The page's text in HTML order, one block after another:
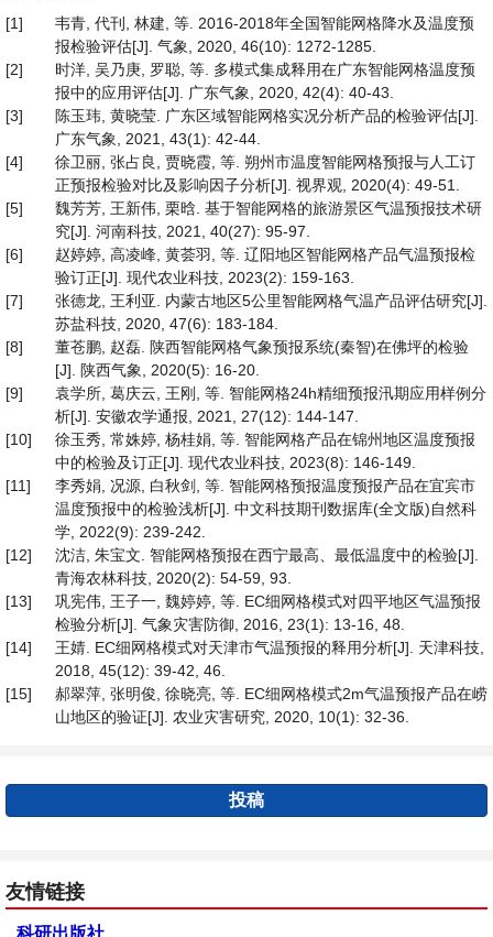
[1]
韦青, 代刊, 林建, 等. 2016-2018年全国智能网格降水及温度预
报检验评估[J]. 气象, 2020, 46(10): 1272-1285.
[2]
时洋, 吴乃庚, 罗聪, 等. 多模式集成释用在广东智能网格温度预
报中的应用评估[J]. 广东气象, 2020, 42(4): 40-43.
[3]
陈玉玮, 黄晓莹. 广东区域智能网格实况分析产品的检验评估[J].
广东气象, 2021, 43(1): 42-44.
[4]
徐卫丽, 张占良, 贾晓霞, 等. 朔州市温度智能网格预报与人工订
正预报检验对比及影响因子分析[J]. 视界观, 2020(4): 49-51.
[5]
魏芳芳, 王新伟, 栗晗. 基于智能网格的旅游景区气温预报技术研
究[J]. 河南科技, 2021, 40(27): 95-97.
[6]
赵婷婷, 高凌峰, 黄荟羽, 等. 辽阳地区智能网格产品气温预报检
验订正[J]. 现代农业科技, 2023(2): 159-163.
[7]
张德龙, 王利亚. 内蒙古地区5公里智能网格气温产品评估研究[J].
苏盐科技, 2020, 47(6): 183-184.
[8]
董苍鹏, 赵磊. 陕西智能网格气象预报系统(秦智)在佛坪的检验
[J]. 陕西气象, 2020(5): 16-20.
[9]
袁学所, 葛庆云, 王刚, 等. 智能网格24h精细预报汛期应用样例分
析[J]. 安徽农学通报, 2021, 27(12): 144-147.
[10]
徐玉秀, 常姝婷, 杨桂娟, 等. 智能网格产品在锦州地区温度预报
中的检验及订正[J]. 现代农业科技, 2023(8): 146-149.
[11]
李秀娟, 况源, 白秋剑, 等. 智能网格预报温度预报产品在宜宾市
温度预报中的检验浅析[J]. 中文科技期刊数据库(全文版)自然科
学, 2022(9): 239-242.
[12]
沈洁, 朱宝文. 智能网格预报在西宁最高、最低温度中的检验[J].
青海农林科技, 2020(2): 54-59, 93.
[13]
巩宪伟, 王子一, 魏婷婷, 等. EC细网格模式对四平地区气温预报
检验分析[J]. 气象灾害防御, 2016, 23(1): 13-16, 48.
[14]
王婧. EC细网格模式对天津市气温预报的释用分析[J]. 天津科技,
2018, 45(12): 39-42, 46.
[15]
郝翠萍, 张明俊, 徐晓亮, 等. EC细网格模式2m气温预报产品在崂
山地区的验证[J]. 农业灾害研究, 2020, 10(1): 32-36.
投稿
友情链接
科研出版社